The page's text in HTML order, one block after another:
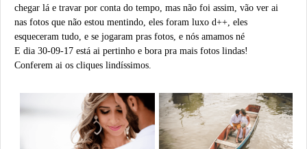
chegar lá e travar por conta do tempo, mas não foi assim, vão ver ai
nas fotos que não estou mentindo, eles foram luxo d++, eles
esqueceram tudo, e se jogaram pras fotos, e nós amamos né
E dia 30-09-17 está ai pertinho e bora pra mais fotos lindas!
Conferem ai os cliques lindíssimos.